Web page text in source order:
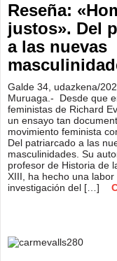
Reseña:
justos». Del
a las nuevas
Galde 34, udazkena/
Muruaga.- Desde que
feministas de Richard
un ensayo tan
movimiento feminista
Del patriarcado a las
masculinidades. Su
profesor de Historia de
XIII, ha hecho una
investigación del […]